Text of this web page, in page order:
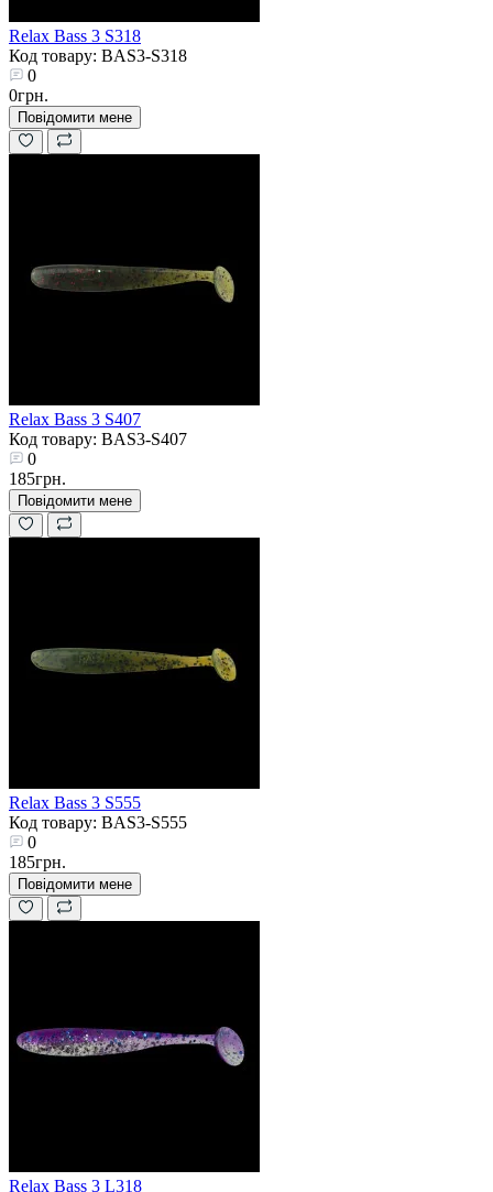
Relax Bass 3 S318
Код товару: BAS3-S318
0
0грн.
Повідомити мене
Relax Bass 3 S407
Код товару: BAS3-S407
0
185грн.
Повідомити мене
Relax Bass 3 S555
Код товару: BAS3-S555
0
185грн.
Повідомити мене
Relax Bass 3 L318